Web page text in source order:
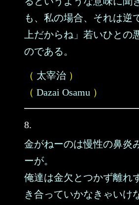
も、私の場合、それは逆
上だからね」若いひとの
のである。
（ 太宰治 ）
（ Dazai Osamu ）
8.
金がねーのは慢性の鼻炎
ーが。
俺達は金欠とつかず離れ
き合っていかなきゃいけ